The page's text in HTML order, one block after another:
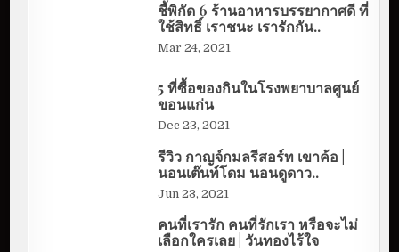
ชี้พิกัด 6 ร้านอาหารบรรยากาศดี ที่
ใช้สิทธิ์ เราชนะ เรารักกัน..
Mar 24, 2021
5 ที่ซื้อของกินในโรงพยาบาลศูนย์
ขอนแก่น
Dec 23, 2021
รีวิว กาญจ์กมลรีสอร์ท เขาค้อ |
นอนเต๊นท์โดม นอนดูดาว..
Jun 23, 2021
คนที่เรารัก คนที่รักเรา หรือจะไม่
เลือกใครเลย | วันทองไร้ใจ